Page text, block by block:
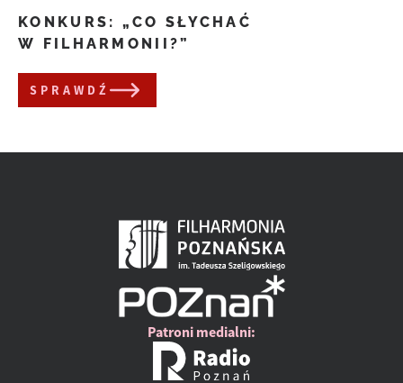
KONKURS: „CO SŁYCHAĆ
W FILHARMONII?”
SPRAWDŹ
Patroni medialni: